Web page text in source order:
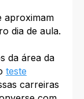
aproximam
dia de aula.
da área da
teste
carreiras